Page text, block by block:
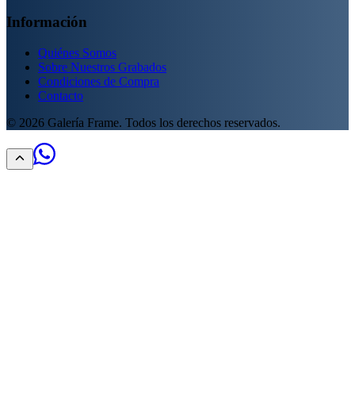
Información
Quiénes Somos
Sobre Nuestros Grabados
Condiciones de Compra
Contacto
© 2026 Galería Frame. Todos los derechos reservados.